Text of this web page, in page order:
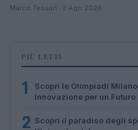
Marco Tessari · 3 Ago 2026
PIÙ LETTI
1
Scopri le Olimpiadi
Innovazione per un
2 Scopri il paradiso degli